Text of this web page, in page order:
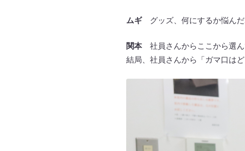
ムギグッズ、何にするか悩んだ
関本社員さんからここから選ん
結局、社員さんから「ガマ口はど